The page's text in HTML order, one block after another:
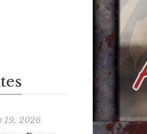
19, 2026